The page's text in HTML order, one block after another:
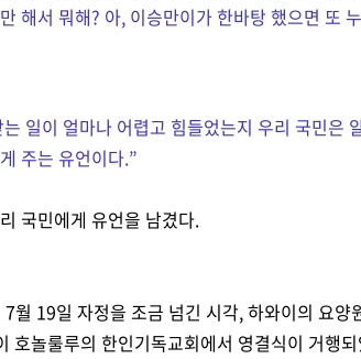
해서 뭐해? 아, 이승만이가 한바탕 했으면 또
일이 얼마나 어렵고 힘들었는지 우리 국민
주는 유언이다.”
국민에게 유언을 남겼다.
월 19일 자정을 조금 넘긴 시각, 하와이의 요양
호놀룰루의 한인기독교회에서 영결식이 거행